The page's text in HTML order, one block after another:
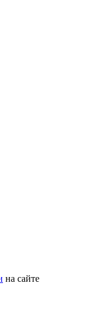
на сайте